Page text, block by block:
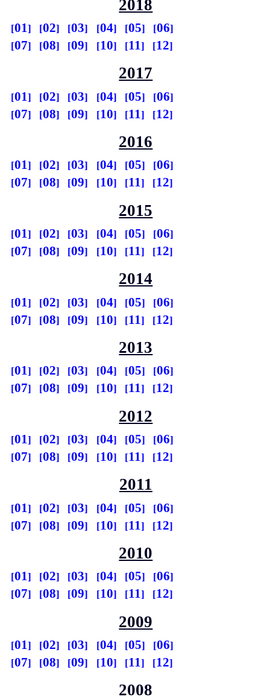
2018
01 02 03 04 05
06
07
08 09 10 11 12
2017
01 02 03 04 05
06
07
08 09 10 11 12
2016
01 02 03 04 05
06
07
08 09 10 11 12
2015
01 02 03 04 05
06
07
08 09 10 11 12
2014
01 02 03 04 05
06
07
08 09 10 11 12
2013
01 02 03 04 05
06
07
08 09 10 11 12
2012
01 02 03 04 05
06
07
08 09 10 11 12
2011
01 02 03 04 05
06
07
08 09 10 11 12
2010
01 02 03 04 05
06
07
08 09 10 11 12
2009
01 02 03 04 05
06
07
08 09 10 11 12
2008